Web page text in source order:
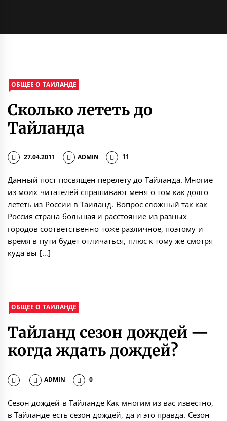
ОБЩЕЕ О ТАИЛАНДЕ
Cколько лететь до
Тайланда
27.04.2011 ADMIN 11
Данный пост посвящен перелету до Тайланда. Многие
из моих читателей спрашивают меня о том как долго
лететь из России в Таиланд. Вопрос сложный так как
Россия страна большая и расстояние из разных
городов соответственно тоже различное, поэтому и
время в пути будет отличаться, плюс к тому же смотря
куда вы […]
ОБЩЕЕ О ТАИЛАНДЕ
Тайланд сезон дождей —
когда ждать дождей?
ADMIN 0
Сезон дождей в Тайланде Как многим из вас известно,
в Тайланде есть сезон дождей, да и это правда. Сезон